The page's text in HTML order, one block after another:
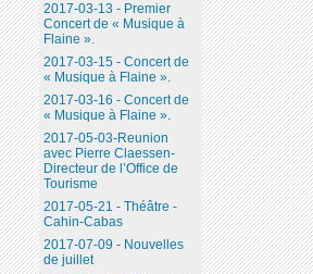
2017-03-13 - Premier
Concert de « Musique à
Flaine ».
2017-03-15 - Concert de
« Musique à Flaine ».
2017-03-16 - Concert de
« Musique à Flaine ».
2017-05-03-Reunion
avec Pierre Claessen-
Directeur de l’Office de
Tourisme
2017-05-21 - Théâtre -
Cahin-Cabas
2017-07-09 - Nouvelles
de juillet